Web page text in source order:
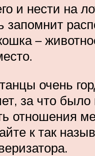
и нести на
–
очень
за что
отношения
к так